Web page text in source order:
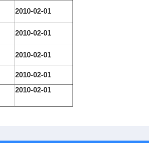
2010-02-01
2010-02-01
2010-02-01
2010-02-01
2010-02-01